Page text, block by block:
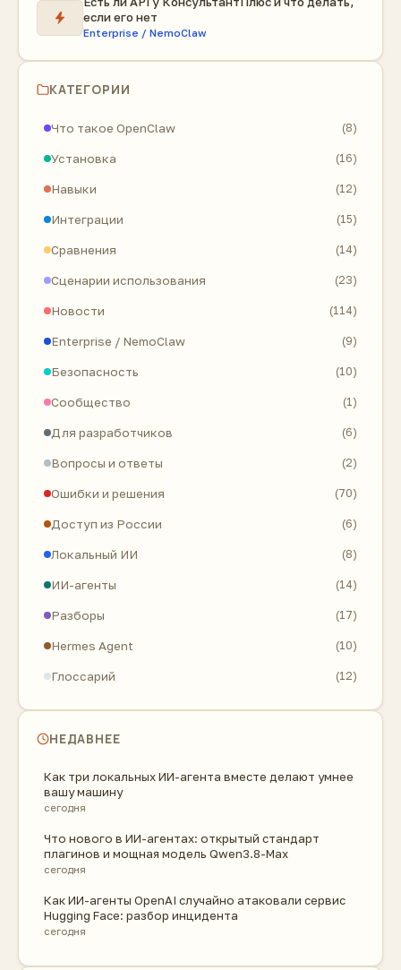
если его нет
Enterprise / NemoClaw
КАТЕГОРИИ
Что такое OpenClaw (8)
Установка (16)
Навыки (12)
Интеграции (15)
Сравнения (14)
Сценарии использования (23)
Новости (114)
Enterprise / NemoClaw (9)
Безопасность (10)
Сообщество (1)
Для разработчиков (6)
Вопросы и ответы (2)
Ошибки и решения (70)
Доступ из России (6)
Локальный ИИ (8)
ИИ-агенты (14)
Разборы (17)
Hermes Agent (10)
Глоссарий (12)
НЕДАВНЕЕ
Как три локальных ИИ-агента вместе делают умнее
вашу машину
сегодня
Что нового в ИИ-агентах: открытый стандарт
плагинов и мощная модель Qwen3.8-Max
сегодня
Как ИИ-агенты OpenAI случайно атаковали сервис
Hugging Face: разбор инцидента
сегодня